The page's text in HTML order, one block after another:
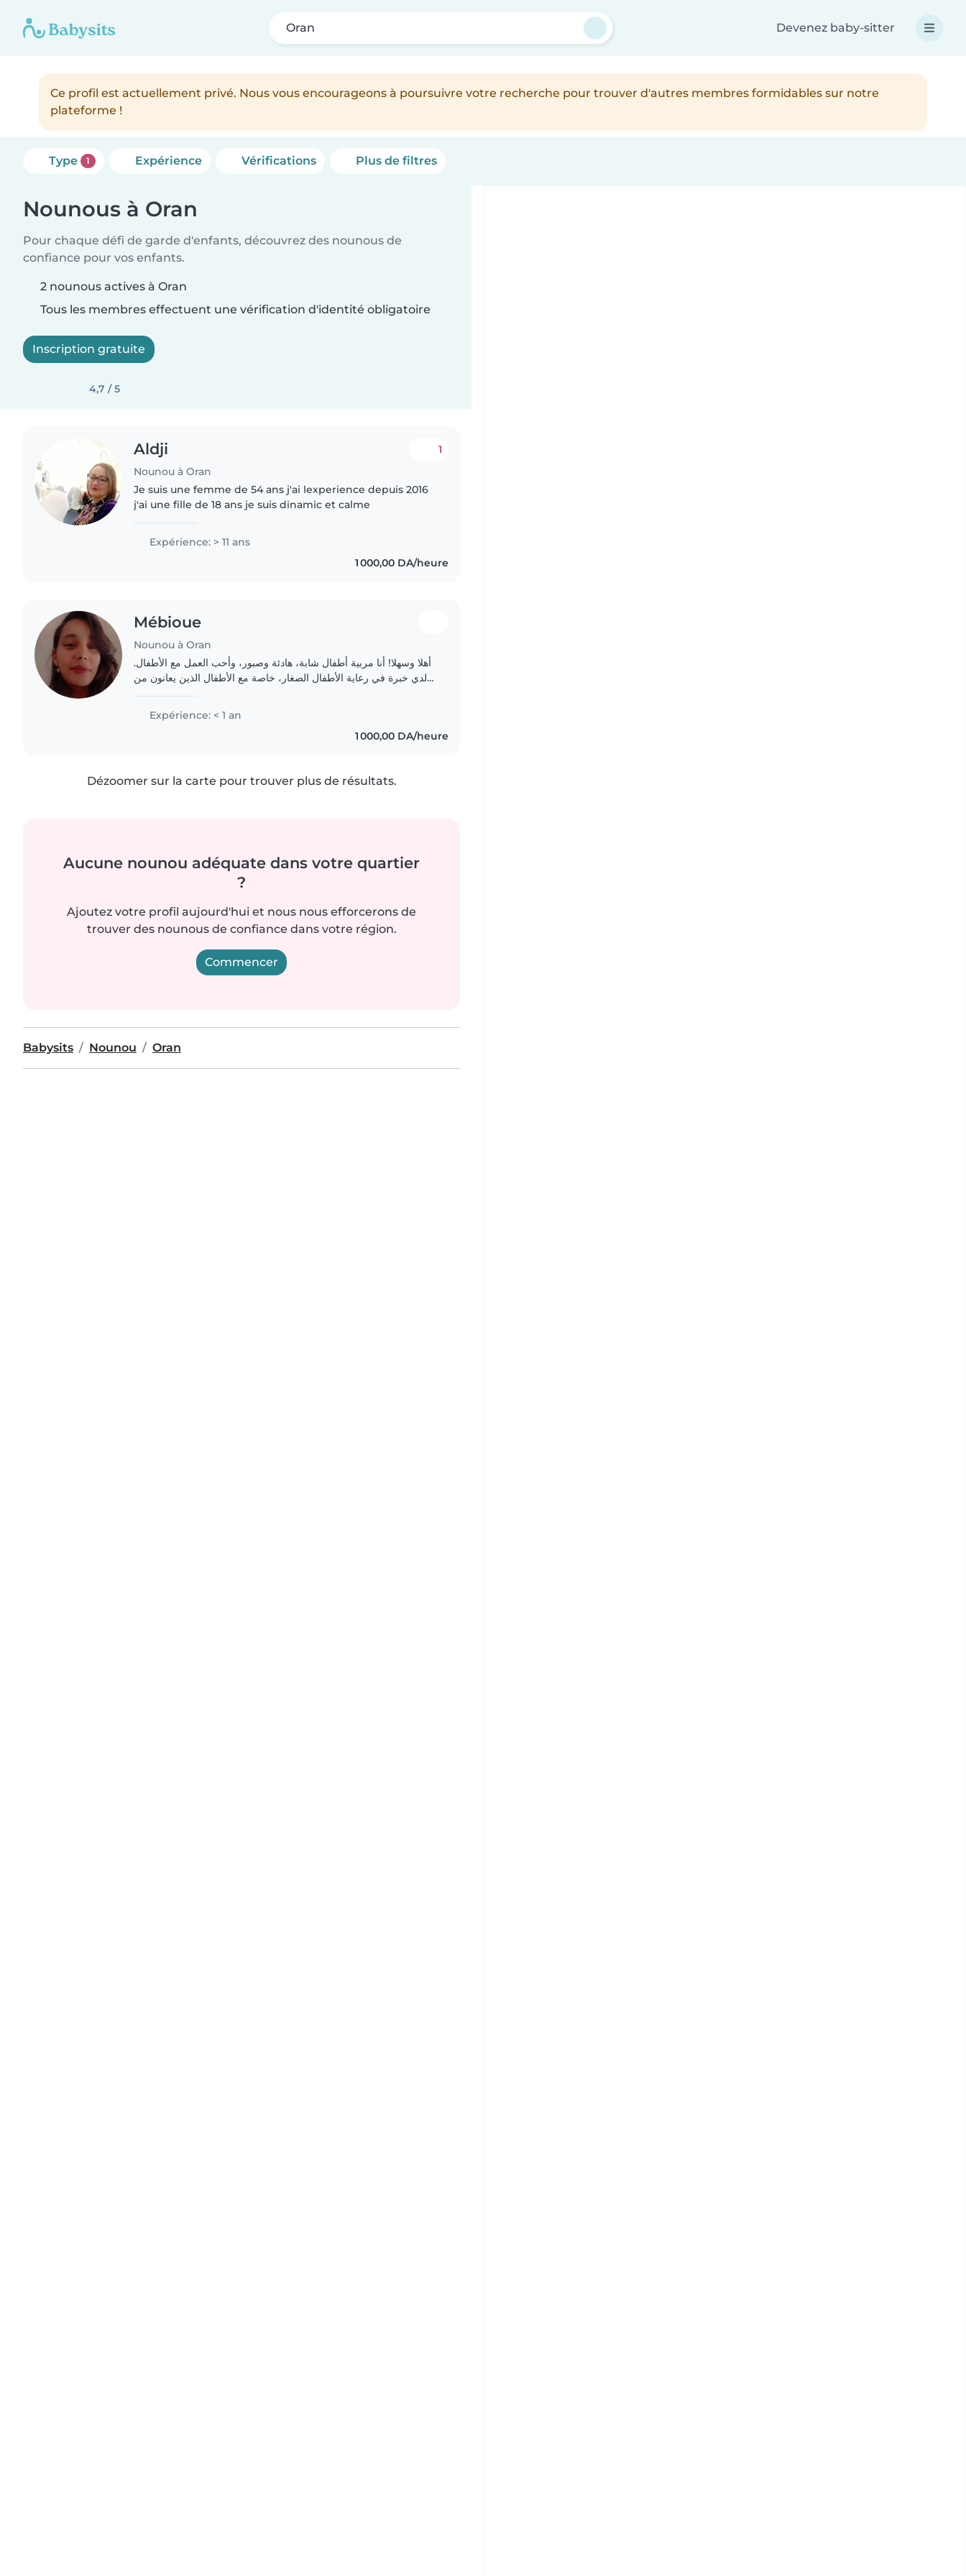
Oran Devenez baby-sitter
Ce profil est actuellement privé. Nous vous encourageons à poursuivre votre recherche pour trouver d'autres membres formidables sur notre
plateforme !
Type 1 Expérience Vérifications Plus de filtres
Nounous à Oran
Pour chaque défi de garde d'enfants, découvrez des nounous de
confiance pour vos enfants.
2 nounous actives à Oran
Tous les membres effectuent une vérification d'identité obligatoire
Inscription gratuite
4,7 / 5
Aldji
Nounou à Oran
1
Je suis une femme de 54 ans j'ai lexperience depuis 2016
j'ai une fille de 18 ans je suis dinamic et calme
Expérience: > 11 ans
1 000,00 DA/heure
Mébioue
Nounou à Oran
أهلا وسهلا! أنا مربية أطفال شابة، هادئة وصبور، وأحب العمل مع الأطفال.
لدي خبرة في رعاية الأطفال الصغار، خاصة مع الأطفال الذين يعانون من
Expérience: < 1 an
1 000,00 DA/heure
Dézoomer sur la carte pour trouver plus de résultats.
Aucune nounou adéquate dans votre quartier
?
Ajoutez votre profil aujourd'hui et nous nous efforcerons de
trouver des nounous de confiance dans votre région.
Commencer
Babysits Nounou Oran